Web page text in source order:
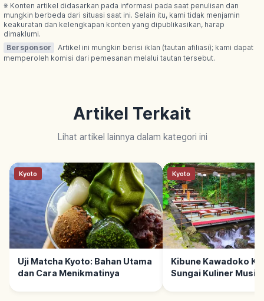
※ Konten artikel didasarkan pada informasi pada saat penulisan dan
mungkin berbeda dari situasi saat ini. Selain itu, kami tidak menjamin
keakuratan dan kelengkapan konten yang dipublikasikan, harap
dimaklumi.
Bersponsor
Artikel ini mungkin berisi iklan (tautan afiliasi); kami dapat
memperoleh komisi dari pemesanan melalui tautan tersebut.
Artikel Terkait
Lihat artikel lainnya dalam kategori ini
Kyoto
Uji Matcha Kyoto: Bahan Utama
dan Cara Menikmatinya
Kyoto
Kibune Kawadoko
Sungai Kuliner